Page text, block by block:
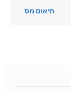
תיאום מס